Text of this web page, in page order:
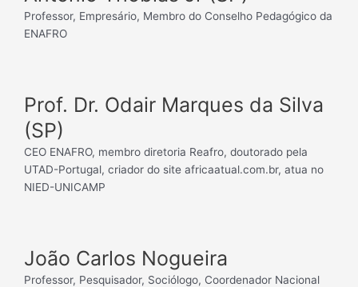
Professor, Empresário, Membro do Conselho Pedagógico da
ENAFRO
Prof. Dr. Odair Marques da Silva
(SP)
CEO ENAFRO, membro diretoria Reafro, doutorado pela
UTAD-Portugal, criador do site africaatual.com.br, atua no
NIED-UNICAMP
João Carlos Nogueira
Professor, Pesquisador, Sociólogo, Coordenador Nacional